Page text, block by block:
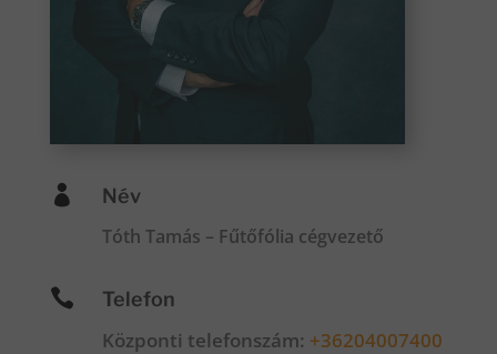
 Név
Tóth Tamás – Fűtőfólia cégvezető
 Telefon
Központi telefonszám: +36204007400